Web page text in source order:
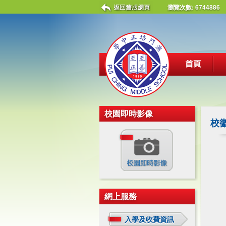
瀏覽次數: 6744886
校園即時影像
網上服務
入學及收費資訊
校